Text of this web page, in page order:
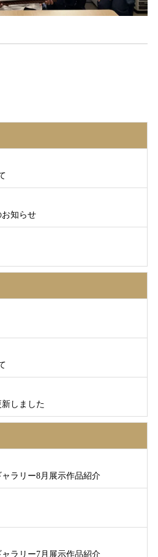
知らせ
しました
ャラリー8月展示作品紹介
ャラリー7月展示作品紹介